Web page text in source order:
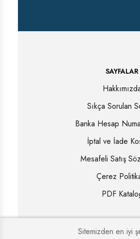
SAYFALAR
Sıkça Sorulan
Banka Hesap
İptal ve İade
Mesafeli Satış
Çerez
PDF
Sitemizden en iyi